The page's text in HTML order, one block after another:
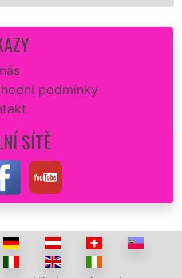
podmínky
SÍTĚ